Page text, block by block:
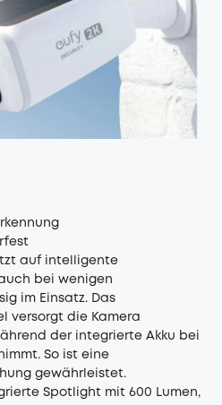
auf intelligente
bei wenigen
im Einsatz. Das
versorgt die Kamera
der integrierte Akku bei
So ist eine
gewährleistet.
Spotlight mit 600 Lumen,